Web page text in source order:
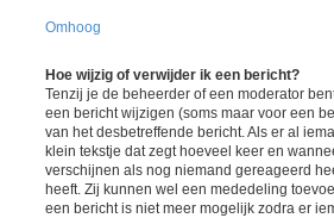
Omhoog
Hoe wijzig of verwijder ik een bericht?
Tenzij je de beheerder of een moderator
een bericht wijzigen (soms maar voor een
van het desbetreffende bericht. Als er al
klein tekstje dat zegt hoeveel keer en
verschijnen als nog niemand gereageerd
heeft. Zij kunnen wel een mededeling
een bericht is niet meer mogelijk zodra er